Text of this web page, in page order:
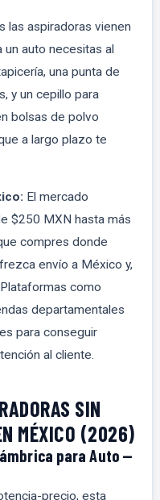
las aspiradoras vienen
auto necesitas al
una punta de
y un cepillo para
bolsas de polvo
a largo plazo te
El mercado
$250 MXN hasta más
compres donde
envío a México y,
como
departamentales
para conseguir
al cliente.
SIN
MÉXICO (2026)
para Auto —
precio, esta